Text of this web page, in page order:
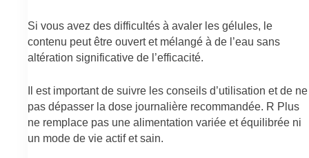
Si vous avez des difficultés à avaler les gélules, le
contenu peut être ouvert et mélangé à de l’eau sans
altération significative de l’efficacité.
Il est important de suivre les conseils d’utilisation et de ne
pas dépasser la dose journalière recommandée. R Plus
ne remplace pas une alimentation variée et équilibrée ni
un mode de vie actif et sain.